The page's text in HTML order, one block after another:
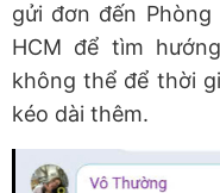
gửi đơn đến Phòng
HCM để tìm
không thể để thời
kéo dài thêm.